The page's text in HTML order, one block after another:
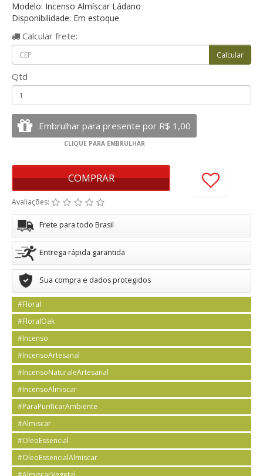
Modelo: Incenso Almíscar Ládano
Disponibilidade: Em estoque
Calcular frete:
Qtd
COMPRAR
Avaliações:
Frete para todo Brasil
Entrega rápida garantida
Sua compra e dados protegidos
#Floral
#FloralOak
#Incenso
#IncensoArtesanal
#IncensoNaturaleArtesanal
#IncensoAlmiscar
#ParaPurificarAmbiente
#Almiscar
#OleoEssencial
#OleoEssencialAlmiscar